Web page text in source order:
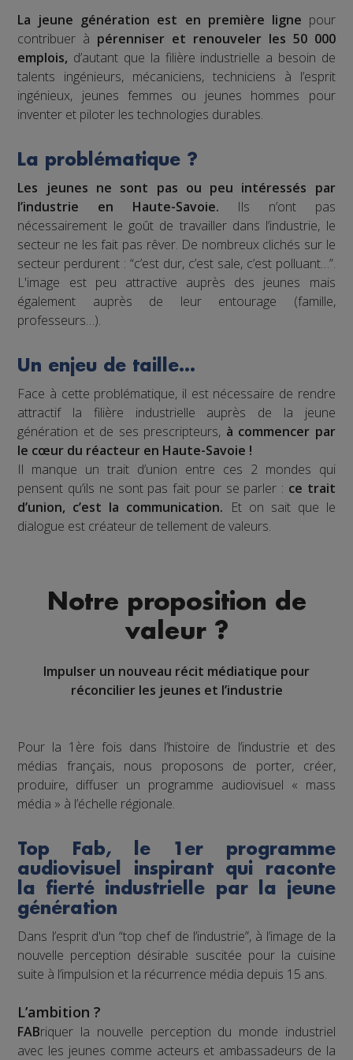
La jeune génération est en première ligne pour
contribuer à pérenniser et renouveler les 50 000
emplois, d’autant que la filière industrielle a besoin de
talents ingénieurs, mécaniciens, techniciens à l’esprit
ingénieux, jeunes femmes ou jeunes hommes pour
inventer et piloter les technologies durables.
La problématique ?
Les jeunes ne sont pas ou peu intéressés par
l’industrie en Haute-Savoie. Ils n’ont pas
nécessairement le goût de travailler dans l’industrie, le
secteur ne les fait pas rêver. De nombreux clichés sur le
secteur perdurent : “c’est dur, c’est sale, c’est polluant…”.
L'image est peu attractive auprès des jeunes mais
également auprès de leur entourage (famille,
professeurs…).
Un enjeu de taille…
Face à cette problématique, il est nécessaire de rendre
attractif la filière industrielle auprès de la jeune
génération et de ses prescripteurs, à commencer par
le cœur du réacteur en Haute-Savoie !
Il manque un trait d’union entre ces 2 mondes qui
pensent qu’ils ne sont pas fait pour se parler : ce trait
d’union, c’est la communication. Et on sait que le
dialogue est créateur de tellement de valeurs.
Notre proposition de
valeur ?
Impulser un nouveau récit médiatique pour
réconcilier les jeunes et l’industrie
Pour la 1ère fois dans l’histoire de l’industrie et des
médias français, nous proposons de porter, créer,
produire, diffuser un programme audiovisuel « mass
média » à l’échelle régionale.
Top Fab, le 1er programme
audiovisuel inspirant qui raconte
la fierté industrielle par la jeune
génération
Dans l’esprit d'un “top chef de l’industrie”, à l’image de la
nouvelle perception désirable suscitée pour la cuisine
suite à l’impulsion et la récurrence média depuis 15 ans.
L’ambition ?
FABriquer la nouvelle perception du monde industriel
avec les jeunes comme acteurs et ambassadeurs de la